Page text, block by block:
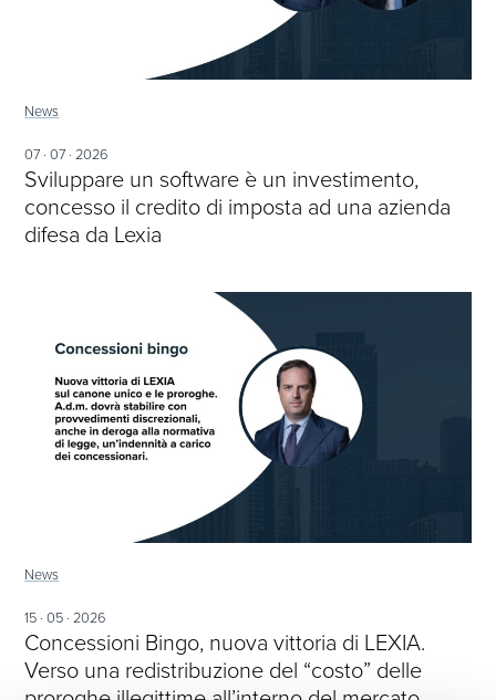
News
07 · 07 · 2026
Sviluppare un software è un investimento,
concesso il credito di imposta ad una azienda
difesa da Lexia
News
15 · 05 · 2026
Concessioni Bingo, nuova vittoria di LEXIA.
Verso una redistribuzione del “costo” delle